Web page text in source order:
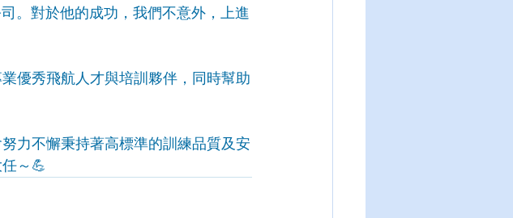
。對於他的成功，我們不意外，上進
優秀飛航人才與培訓夥伴，同時幫助
力不懈秉持著高標準的訓練品質及安
～💪